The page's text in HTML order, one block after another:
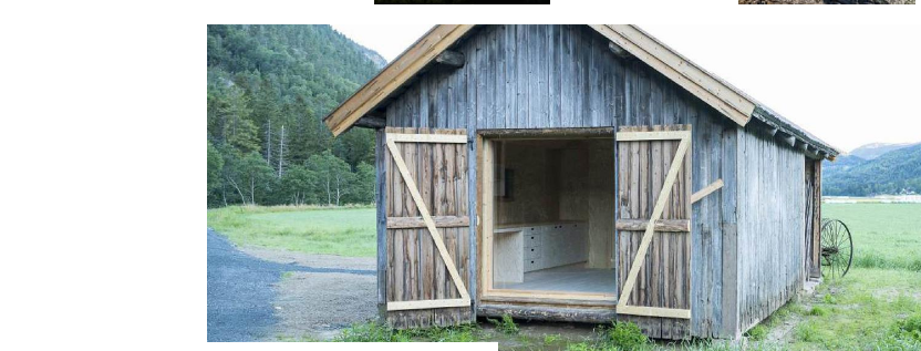
Lett rundtur som er fin å gå med barn.
Undervegs kan du oppleve fossefall,
historiske plassar, juv og gode
utkikkspunkt.
Bringsåsnuten er ein liten topp i Seljord
sentrum, som er kort og passer fint for
alle aldre. På toppen har du utsikt over
Seljordsvatnet og Seljord sentrum.